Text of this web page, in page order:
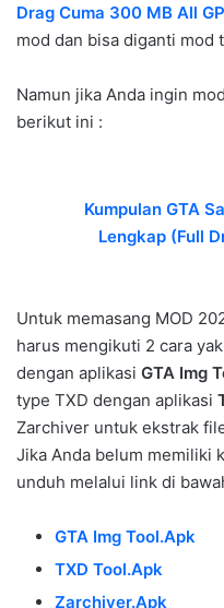
Drag Cuma 300 MB All
mod dan bisa diganti mod
Namun jika Anda ingin
berikut ini :
Kumpulan GTA
Lengkap (Full
Untuk memasang MOD
harus mengikuti 2 cara
dengan aplikasi GTA Img
type TXD dengan aplikasi
Zarchiver untuk ekstrak
Jika Anda belum memiliki
unduh melalui link di
GTA Img Tool.Apk
TXD Tool.Apk
Zarchiver.Apk